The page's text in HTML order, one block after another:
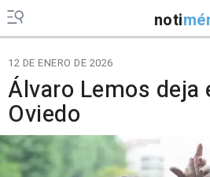
noti
12 DE ENERO DE 2026
Álvaro Lemos deja
Oviedo